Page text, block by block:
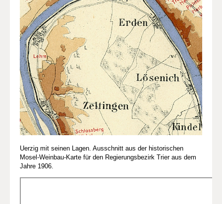
Uerzig mit seinen Lagen. Ausschnitt aus der historischen
Mosel-Weinbau-Karte für den Regierungsbezirk Trier aus dem
Jahre 1906.